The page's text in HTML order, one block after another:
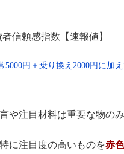
信頼感指数【速報値】
5000円＋乗り換え2000円に加
や注目材料は重要な物の
に注目度の高いものを赤色